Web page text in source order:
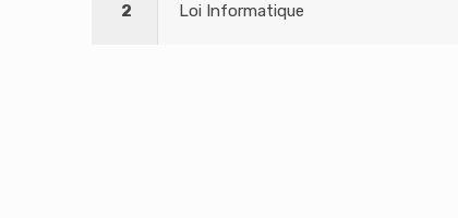
2 Loi Informatique